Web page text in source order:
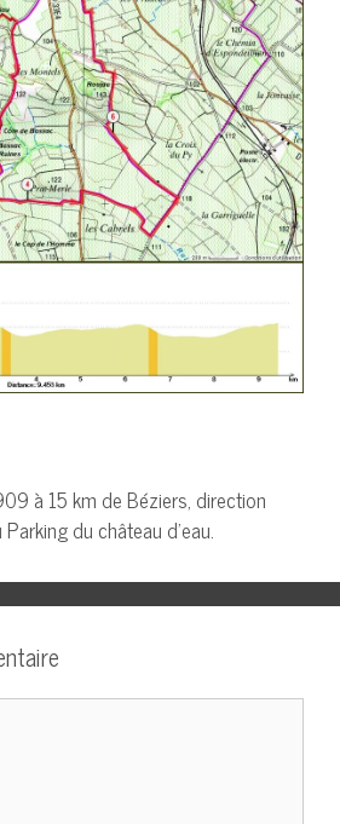
à 15 km de Béziers, direction
du château d’eau.